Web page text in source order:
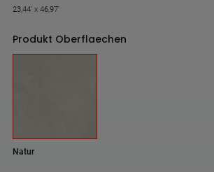
23,44' x 46,97'
Produkt Oberflaechen
Natur